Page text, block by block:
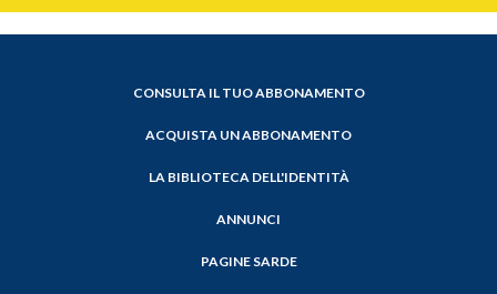
CONSULTA IL TUO ABBONAMENTO
ACQUISTA UN ABBONAMENTO
LA BIBLIOTECA DELL'IDENTITÀ
ANNUNCI
PAGINE SARDE